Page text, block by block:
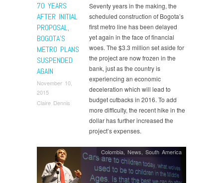
70 YEARS
AFTER INITIAL
PROPOSAL,
BOGOTA’S
METRO PLANS
SUSPENDED
AGAIN
November 10,
2015
Claire Dennis
Seventy years in the making, the
scheduled construction of Bogota’s
first metro line has been delayed
yet again in the face of financial
woes. The $3.3 million set aside for
the project are now frozen in the
bank, just as the country is
experiencing an economic
deceleration which will lead to
budget cutbacks in 2016. To add
more difficulty, the recent hike in the
dollar has further increased the
project’s expenses.
Colombia,News,South America